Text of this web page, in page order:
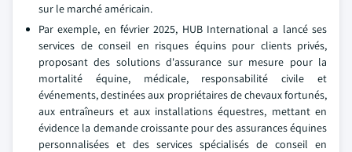
sur le marché américain.
Par exemple, en février 2025, HUB International a lancé ses
services de conseil en risques équins pour clients privés,
proposant des solutions d'assurance sur mesure pour la
mortalité équine, médicale, responsabilité civile et
événements, destinées aux propriétaires de chevaux fortunés,
aux entraîneurs et aux installations équestres, mettant en
évidence la demande croissante pour des assurances équines
personnalisées et des services spécialisés de conseil en